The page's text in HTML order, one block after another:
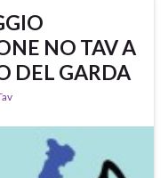
NO TAV A
DEL GARDA